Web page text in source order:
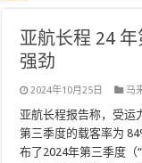
亚航长程 24
强劲
2024年10月25日 马
亚航长程报告称，受运
第三季度的载客率为
布了2024年第三季度（